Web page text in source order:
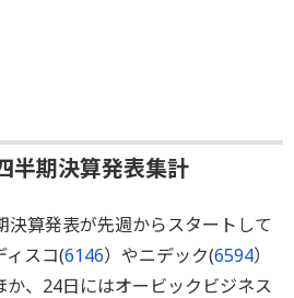
半期決算発表集計
決算発表が先週からスタートして
ィスコ(6146）やニデック(6594）
、24日にはオービックビジネス